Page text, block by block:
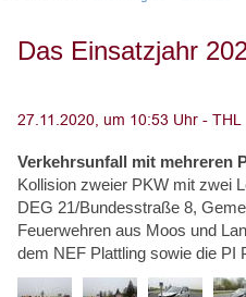
Das Einsatzjahr
Verkehrsunfall mit mehreren
Kollision zweier PKW mit zwei
DEG 21/Bundesstraße 8,
Feuerwehren aus Moos und
dem NEF Plattling sowie die PI